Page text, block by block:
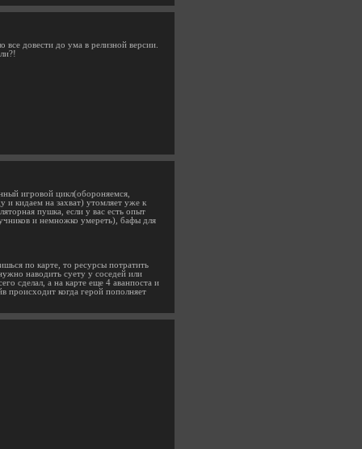
довести до ума в релизной версии.
игровой цикл(обороняемся,
кидаем на захват) утомляет уже к
пушка, если у вас есть опыт
и немножко умереть), бафы для
по карте, то ресурсы потратить
наводить суету у соседей или
сделал, а на карте еще 4 аванпоста и
происходит когда герой пополняет